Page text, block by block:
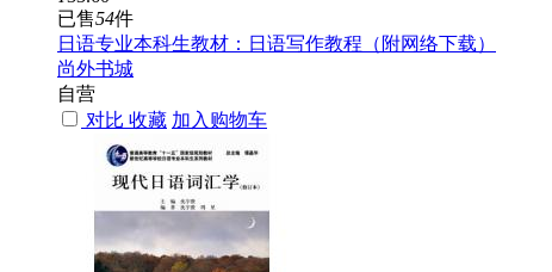
已售54件
日语专业本科生教材：日语写作教程（附网络下载）
尚外书城
自营
对比 收藏 加入购物车